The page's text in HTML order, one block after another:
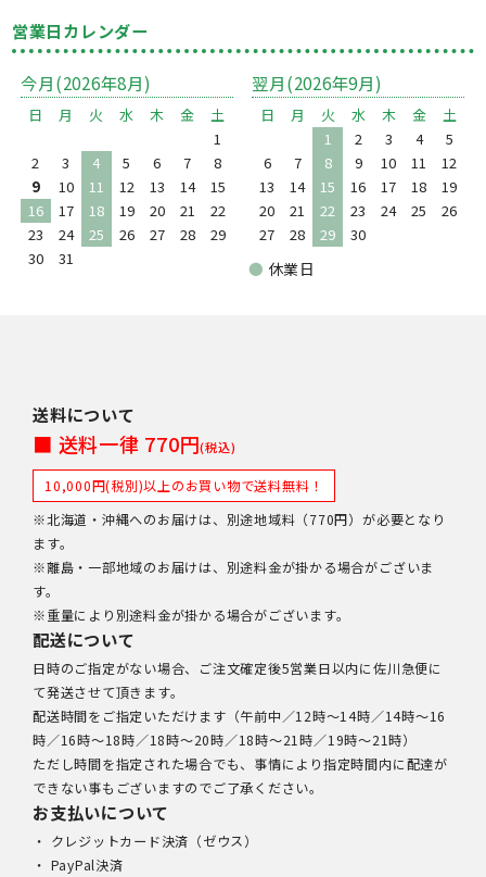
営業日カレンダー
今月(2026年8月)
日 月 火 水 木 金
土
1
2
3 4 5 6 7
8
9
10 11 12 13 14
15
16
17 18 19 20 21
22
23
24 25 26 27 28
29
30
31
翌月(2026年9月)
日 月 火 水 木 金
土
1
2 3 4
5
6
7 8 9 10 11
12
13
14 15 16 17 18
19
20
21 22 23 24 25
26
27
28 29 30
● 休業日
送料について
■ 送料一律 770円(税込)
10,000円(税別)以上のお買い物で送料無料！
※北海道・沖縄へのお届けは、別途地域料（770円）が必要となり
ます。
※離島・一部地域のお届けは、別途料金が掛かる場合がございま
す。
※重量により別途料金が掛かる場合がございます。
配送について
日時のご指定がない場合、ご注文確定後5営業日以内に佐川急便に
て発送させて頂きます。
配送時間をご指定いただけます（午前中／12時～14時／14時～16
時／16時～18時／18時～20時／18時～21時／19時～21時）
ただし時間を指定された場合でも、事情により指定時間内に配達が
できない事もございますのでご了承ください。
お支払いについて
・ クレジットカード決済（ゼウス）
・ PayPal決済